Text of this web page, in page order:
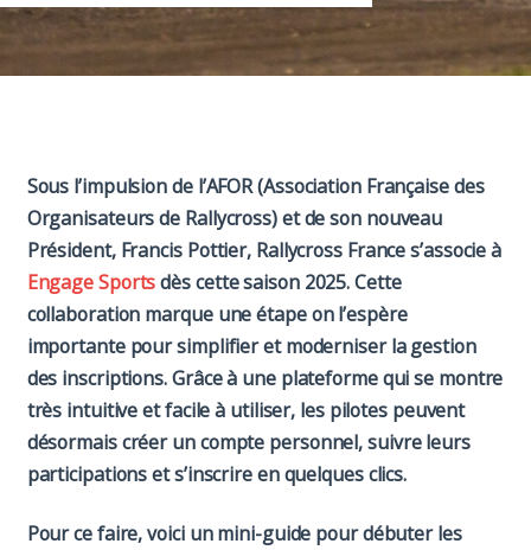
Presse
Sous l’impulsion de l’AFOR (Association Française des
Organisateurs de Rallycross) et de son nouveau
Président, Francis Pottier, Rallycross France s’associe à
Engage Sportsdès cette saison 2025. Cette
collaboration marque une étape on l’espère
importante pour simplifier et moderniser la gestion
des inscriptions. Grâce à une plateforme qui se montre
très intuitive et facile à utiliser, les pilotes peuvent
désormais créer un compte personnel, suivre leurs
participations et s’inscrire en quelques clics.
Pour ce faire, voici un mini-guide pour débuter les